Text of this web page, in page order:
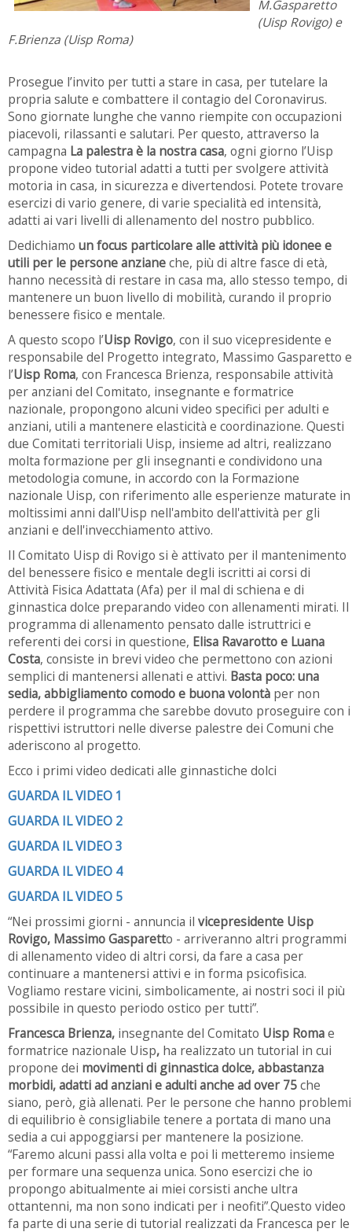
M.Gasparetto
(Uisp Rovigo) e
F.Brienza (Uisp Roma)
Prosegue l’invito per tutti a stare in casa, per tutelare la
propria salute e combattere il contagio del Coronavirus.
Sono giornate lunghe che vanno riempite con occupazioni
piacevoli, rilassanti e salutari. Per questo, attraverso la
campagna La palestra è la nostra casa, ogni giorno l’Uisp
propone video tutorial adatti a tutti per svolgere attività
motoria in casa, in sicurezza e divertendosi. Potete trovare
esercizi di vario genere, di varie specialità ed intensità,
adatti ai vari livelli di allenamento del nostro pubblico.
Dedichiamo un focus particolare alle attività più idonee e
utili per le persone anzianeche, più di altre fasce di età,
hanno necessità di restare in casa ma, allo stesso tempo, di
mantenere un buon livello di mobilità, curando il proprio
benessere fisico e mentale.
A questo scopo l’Uisp Rovigo, con il suo vicepresidente e
responsabile del Progetto integrato, Massimo Gasparetto e
l’Uisp Roma, con Francesca Brienza, responsabile attività
per anziani del Comitato, insegnante e formatrice
nazionale, propongono alcuni video specifici per adulti e
anziani, utili a mantenere elasticità e coordinazione. Questi
due Comitati territoriali Uisp, insieme ad altri, realizzano
molta formazione per gli insegnanti e condividono una
metodologia comune, in accordo con la Formazione
nazionale Uisp, con riferimento alle esperienze maturate in
moltissimi anni dall'Uisp nell'ambito dell'attività per gli
anziani e dell'invecchiamento attivo.
Il Comitato Uisp di Rovigo si è attivato per il mantenimento
del benessere fisico e mentale degli iscritti ai corsi di
Attività Fisica Adattata (Afa) per il mal di schiena e di
ginnastica dolce preparando video con allenamenti mirati. Il
programma di allenamento pensato dalle istruttrici e
referenti dei corsi in questione, Elisa Ravarotto e Luana
Costa, consiste in brevi video che permettono con azioni
semplici di mantenersi allenati e attivi. Basta poco: una
sedia, abbigliamento comodo e buona volontà per non
perdere il programma che sarebbe dovuto proseguire con i
rispettivi istruttori nelle diverse palestre dei Comuni che
aderiscono al progetto.
Ecco i primi video dedicati alle ginnastiche dolci
GUARDA IL VIDEO 1
GUARDA IL VIDEO 2
GUARDA IL VIDEO 3
GUARDA IL VIDEO 4
GUARDA IL VIDEO 5
“Nei prossimi giorni - annuncia il vicepresidente Uisp
Rovigo, Massimo Gasparetto - arriveranno altri programmi
di allenamento video di altri corsi, da fare a casa per
continuare a mantenersi attivi e in forma psicofisica.
Vogliamo restare vicini, simbolicamente, ai nostri soci il più
possibile in questo periodo ostico per tutti”.
Francesca Brienza, insegnante del Comitato Uisp Romae
formatrice nazionale Uisp, ha realizzato un tutorial in cui
propone dei movimenti di ginnastica dolce, abbastanza
morbidi, adatti ad anziani e adulti anche ad over 75che
siano, però, già allenati. Per le persone che hanno problemi
di equilibrio è consigliabile tenere a portata di mano una
sedia a cui appoggiarsi per mantenere la posizione.
“Faremo alcuni passi alla volta e poi li metteremo insieme
per formare una sequenza unica. Sono esercizi che io
propongo abitualmente ai miei corsisti anche ultra
ottantenni, ma non sono indicati per i neofiti”.Questo video
fa parte di una serie di tutorial realizzati da Francesca per le